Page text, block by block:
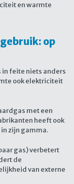
en warmte
op
feite niets anders
ook elektriciteit
met een
heeft ook
in zijn gamma.
gas) verbetert
de
van externe